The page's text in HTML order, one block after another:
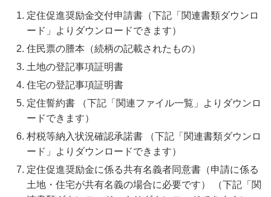
定住促進奨励金交付申請書（下記「関連書類ダウンロ
ード」よりダウンロードできます）
住民票の謄本（続柄の記載されたもの）
土地の登記事項証明書
住宅の登記事項証明書
定住誓約書 （下記「関連ファイル一覧」よりダウンロ
ードできます）
村税等納入状況確認承諾書 （下記「関連書類ダウンロ
ード」よりダウンロードできます）
定住促進奨励金に係る共有名義者同意書（申請に係る
土地・住宅が共有名義の場合に必要です） （下記「関